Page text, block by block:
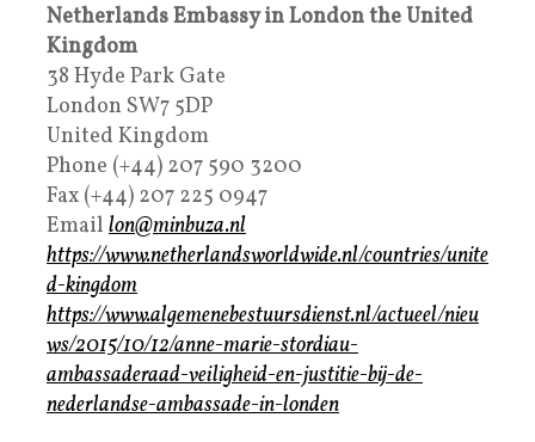
Netherlands Embassy in London the United
Kingdom
38 Hyde Park Gate
London SW7 5DP
United Kingdom
Phone (+44) 207 590 3200
Fax (+44) 207 225 0947
Email lon@minbuza.nl
https://www.netherlandsworldwide.nl/countries/unite
d-kingdom
https://www.algemenebestuursdienst.nl/actueel/nieu
ws/2015/10/12/anne-marie-stordiau-
ambassaderaad-veiligheid-en-justitie-bij-de-
nederlandse-ambassade-in-londen